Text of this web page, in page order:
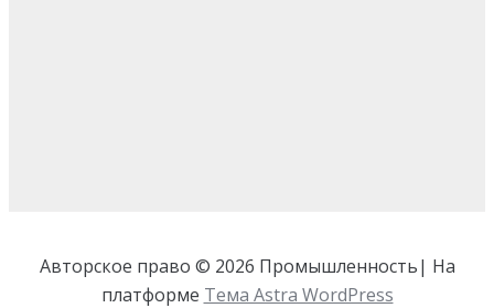
Авторское право © 2026 Промышленность| На
платформе Тема Astra WordPress